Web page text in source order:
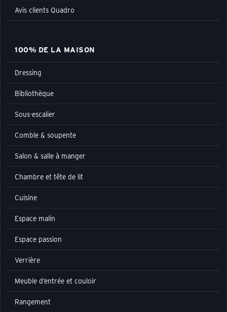
Avis clients Quadro
100% DE LA MAISON
Dressing
Bibliothèque
Sous-escalier
Comble & soupente
Salon & salle à manger
Chambre et tête de lit
Cuisine
Espace malin
Espace passion
Verrière
Meuble d’entrée et couloir
Rangement